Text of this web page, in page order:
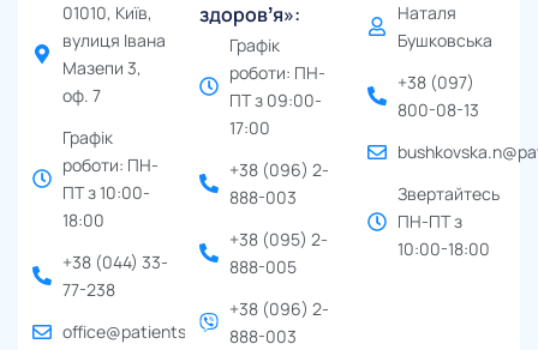
01010, Київ,
вулиця Івана
Мазепи 3,
оф. 7
Графік
роботи: ПН-
ПТ з 10:00-
18:00
+38 (044) 33-
77-238
office@patients.org.ua
здоровʼя»:
Графік
роботи: ПН-
ПТ з 09:00-
17:00
+38 (096) 2-
888-003
+38 (095) 2-
888-005
+38 (096) 2-
888-003
Наталя
Бушковська
+38 (097)
800-08-13
Звертайтесь
ПН-ПТ з
10:00-18:00